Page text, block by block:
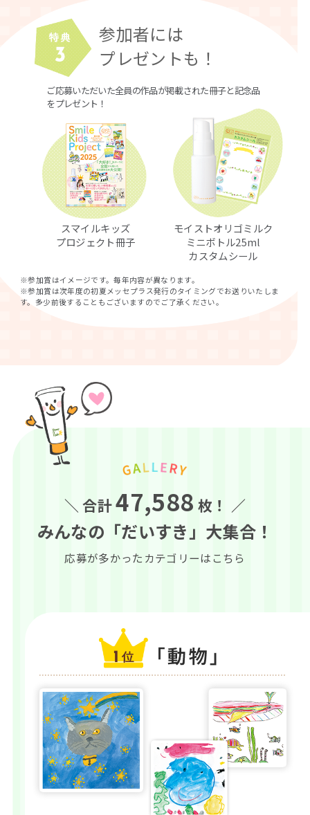
参加者には
プレゼントも！
ご応募いただいた全員の作品が掲載された冊子と記念品
をプレゼント！
スマイルキッズ
プロジェクト冊子
モイストオリゴミルク
ミニボトル25ml
カスタムシール
※参加賞はイメージです。毎年内容が異なります。
※参加賞は次年度の初夏メッセプラス発行のタイミングでお送りいたしま
す。多少前後することもございますのでご了承ください。
＼ 合計47,588 枚！ ／
みんなの「だいすき」大集合！
応募が多かったカテゴリーはこちら